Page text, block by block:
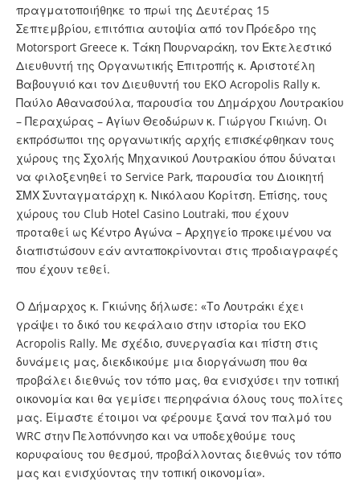
πραγματοποιήθηκε το πρωί της Δευτέρας 15
Σεπτεμβρίου, επιτόπια αυτοψία από τον Πρόεδρο της
Motorsport Greece κ. Τάκη Πουρναράκη, τον Εκτελεστικό
Διευθυντή της Οργανωτικής Επιτροπής κ. Αριστοτέλη
Βαβουγυιό και τον Διευθυντή του EKO Acropolis Rally κ.
Παύλο Αθανασούλα, παρουσία του Δημάρχου Λουτρακίου
– Περαχώρας – Αγίων Θεοδώρων κ. Γιώργoυ Γκιώνη. Οι
εκπρόσωποι της οργανωτικής αρχής επισκέφθηκαν τους
χώρους της Σχολής Μηχανικού Λουτρακίου όπου δύναται
να φιλοξενηθεί το Service Park, παρουσία του Διοικητή
ΣΜΧ Συνταγματάρχη κ. Νικόλαου Κορίτση. Επίσης, τους
χώρους του Club Hotel Casino Loutraki, που έχουν
προταθεί ως Κέντρο Αγώνα – Αρχηγείο προκειμένου να
διαπιστώσουν εάν ανταποκρίνονται στις προδιαγραφές
που έχουν τεθεί.
Ο Δήμαρχος κ. Γκιώνης δήλωσε: «Το Λουτράκι έχει
γράψει το δικό του κεφάλαιο στην ιστορία του EKO
Acropolis Rally. Με σχέδιο, συνεργασία και πίστη στις
δυνάμεις μας, διεκδικούμε μια διοργάνωση που θα
προβάλει διεθνώς τον τόπο μας, θα ενισχύσει την τοπική
οικονομία και θα γεμίσει περηφάνια όλους τους πολίτες
μας. Είμαστε έτοιμοι να φέρουμε ξανά τον παλμό του
WRC στην Πελοπόννησο και να υποδεχθούμε τους
κορυφαίους του θεσμού, προβάλλοντας διεθνώς τον τόπο
μας και ενισχύοντας την τοπική οικονομία».